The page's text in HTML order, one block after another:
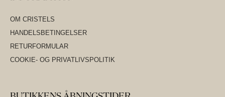
OM CRISTELS
HANDELSBETINGELSER
RETURFORMULAR
COOKIE- OG PRIVATLIVSPOLITIK